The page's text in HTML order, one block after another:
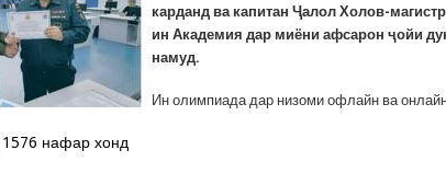
карданд ва капитан Ҷалол Холов-
ин Академия дар миёни афсарон ҷойи
намуд.
Ин олимпиада дар низоми офлайн ва онлайн
о Ҷойи дуюми корманди КҲФ дар Олимпиадаи Академияи
1576 нафар хонд